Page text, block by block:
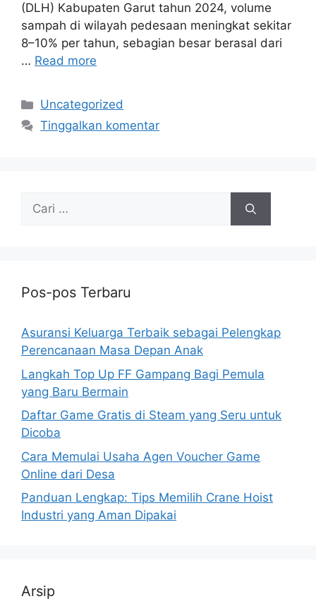
(DLH) Kabupaten Garut tahun 2024, volume
sampah di wilayah pedesaan meningkat sekitar
8–10% per tahun, sebagian besar berasal dari
… Read more
Kategori
Uncategorized
Tinggalkan komentar
Cari
Pos-pos Terbaru
Asuransi Keluarga Terbaik sebagai Pelengkap
Perencanaan Masa Depan Anak
Langkah Top Up FF Gampang Bagi Pemula
yang Baru Bermain
Daftar Game Gratis di Steam yang Seru untuk
Dicoba
Cara Memulai Usaha Agen Voucher Game
Online dari Desa
Panduan Lengkap: Tips Memilih Crane Hoist
Industri yang Aman Dipakai
Arsip